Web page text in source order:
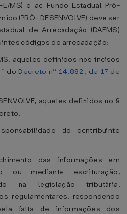
MS) e ao Fundo Estadual Pró-
(PRÓ- DESENVOLVE) deve ser
de Arrecadação (DAEMS)
códigos de arrecadação:
aqueles definidos nos incisos
do Decreto nº 14.882 , de 17 de
aqueles definidos no §
do contribuinte
das informações em
ou mediante escrituração,
na legislação tributária,
regulamentares, respondendo
falta de informações dos